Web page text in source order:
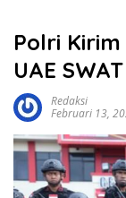
Polri
UAE
Redaksi
Februari 13,